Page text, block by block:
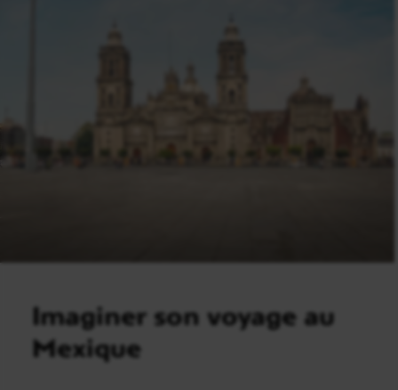
Imaginer son voyage au
Mexique